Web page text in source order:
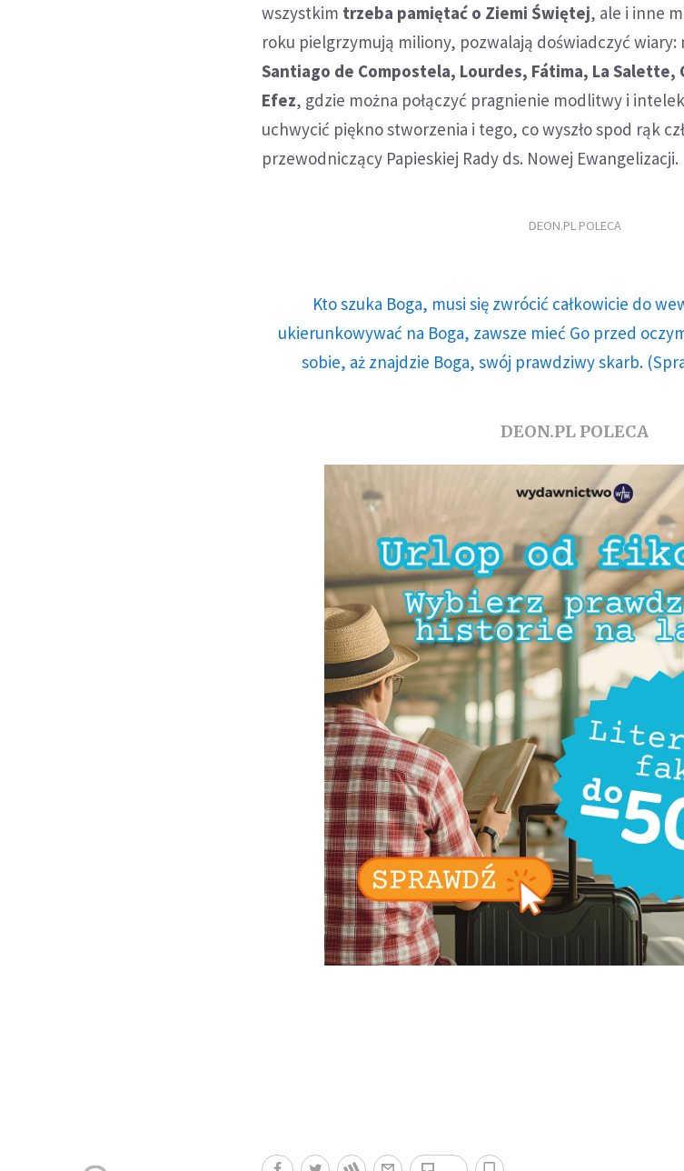
wszystkim trzeba pamiętać o Ziemi Świętej, ale i inne
roku pielgrzymują miliony, pozwalają doświadczyć wiary:
Santiago de Compostela, Lourdes, Fátima, La Salette,
Efez, gdzie można połączyć pragnienie modlitwy i
uchwycić piękno stworzenia i tego, co wyszło spod rąk
przewodniczący Papieskiej Rady ds. Nowej Ewangelizacji.
DEON.PL POLECA
Kto szuka Boga, musi się zwrócić całkowicie do
ukierunkowywać na Boga, zawsze mieć Go przed
sobie, aż znajdzie Boga, swój prawdziwy skarb.
DEON.PL POLECA